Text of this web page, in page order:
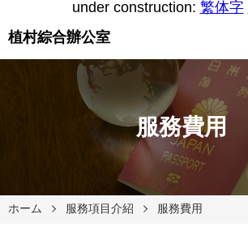
under construction: 繁体字
植村綜合辦公室
服務費用
ホーム 服務項目介紹 服務費用